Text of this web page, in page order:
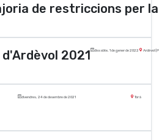
de restriccions per
2021 dissabte, 1 de gener de 2022 Ardèvol
divendres, 24 de desembre de 2021 Torà